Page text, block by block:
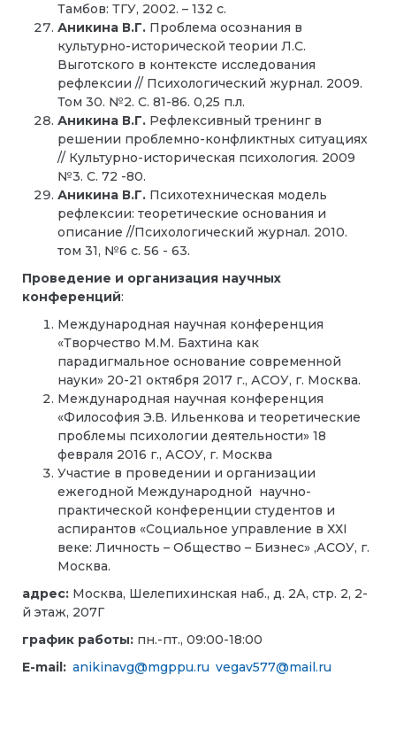
Тамбов: ТГУ, 2002. – 132 с.
Аникина В.Г. Проблема осознания в
культурно-исторической теории Л.С.
Выготского в контексте исследования
рефлексии // Психологический журнал. 2009.
Том 30. №2. С. 81-86. 0,25 п.л.
Аникина В.Г. Рефлексивный тренинг в
решении проблемно-конфликтных ситуациях
// Культурно-историческая психология. 2009
№3. С. 72 -80.
Аникина В.Г. Психотехническая модель
рефлексии: теоретические основания и
описание //Психологический журнал. 2010.
том 31, №6 с. 56 - 63.
Проведение и организация научных
конференций:
Международная научная конференция
«Творчество М.М. Бахтина как
парадигмальное основание современной
науки» 20-21 октября 2017 г., АСОУ, г. Москва.
Международная научная конференция
«Философия Э.В. Ильенкова и теоретические
проблемы психологии деятельности» 18
февраля 2016 г., АСОУ, г. Москва
Участие в проведении и организации
ежегодной Международной научно-
практической конференции студентов и
аспирантов «Социальное управление в ХХI
веке: Личность – Общество – Бизнес» ,АСОУ, г.
Москва.
адрес: Москва, Шелепихинская наб., д. 2А, стр. 2, 2-
й этаж, 207Г
график работы: пн.-пт., 09:00-18:00
E-mail: anikinavg@mgppu.ru vegav577@mail.ru